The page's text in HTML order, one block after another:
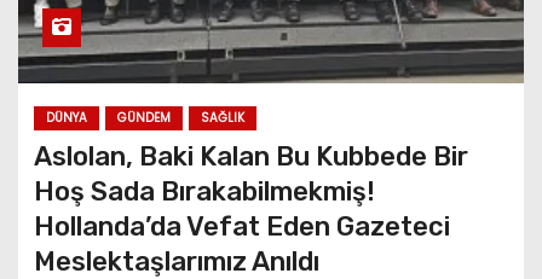
DÜNYA GÜNDEM SAĞLIK
Aslolan, Baki Kalan Bu Kubbede Bir
Hoş Sada Bırakabilmekmiş!
Hollanda’da Vefat Eden Gazeteci
Meslektaşlarımız Anıldı